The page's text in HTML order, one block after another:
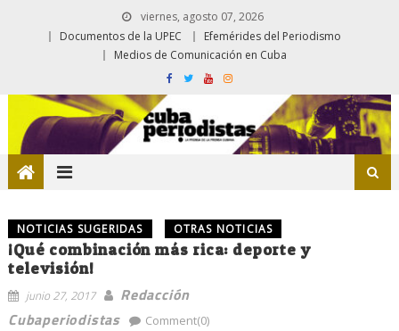
viernes, agosto 07, 2026
Documentos de la UPEC
Efemérides del Periodismo
Medios de Comunicación en Cuba
NOTICIAS SUGERIDAS OTRAS NOTICIAS
¡Qué combinación más rica: deporte y
televisión!
junio 27, 2017
Redacción
Cubaperiodistas
Comment(0)